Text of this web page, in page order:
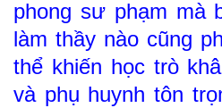
phong sư phạm mà
làm thầy nào cũng
thể khiến học trò
và phụ huynh tôn